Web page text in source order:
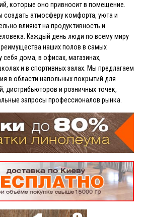
которые оно привносит в помещение.
создать атмосферу комфорта, уюта и
влияют на продуктивность и
Каждый день люди по всему миру
наших полов в самых
дома, в офисах, магазинах,
и в спортивных залах. Мы предлагаем
в области напольных покрытий для
дистрибьюторов и розничных точек,
запросы профессионалов рынка.